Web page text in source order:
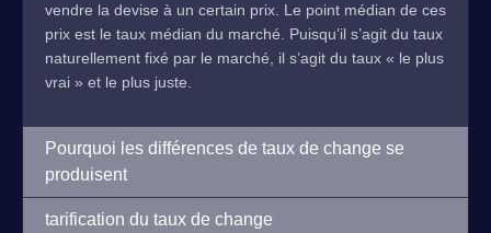
vendre la devise à un certain prix. Le point médian de ces
prix est le taux médian du marché. Puisqu’il s’agit du taux
naturellement fixé par le marché, il s’agit du taux « le plus
vrai » et le plus juste.
Pourquoi les différences de taux de change se
produisent
tarification du taux de change